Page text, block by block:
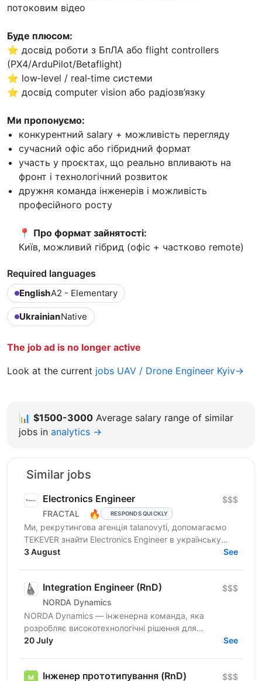
потоковим відео
Буде плюсом:
⭐ досвід роботи з БпЛА або flight controllers
(PX4/ArduPilot/Betaflight)
⭐ low‑level / real‑time системи
⭐ досвід computer vision або радіозв’язку
Ми пропонуємо:
конкурентний salary + можливість перегляду
сучасний офіс або гібридний формат
участь у проєктах, що реально впливають на
фронт і технологічний розвиток
дружня команда інженерів і можливість
професійного росту
📍 Про формат зайнятості:
Київ, можливий гібрид (офіс + частково remote)
Required languages
EnglishA2 - Elementary
UkrainianNative
The job ad is no longer active
Look at the current jobs UAV / Drone Engineer Kyiv→
📊 $1500-3000 Average salary range of similar
jobs in analytics →
Similar jobs
Electronics Engineer
FRACTAL 🔥 RESPONDS QUICKLY
$$$
Ми, рекрутингова агенція talanovyti, допомагаємо
TEKEVER знайти Electronics Engineer в українську
інженерну команду. TEKEVER — європейська
3 August See
Integration Engineer (RnD)
NORDA Dynamics
$$$
NORDA Dynamics — інженерна команда, яка
розробляє високотехнологічні рішення для
безпілотних літальних апаратів (БПЛА в широкому
20 July See
Інженер прототипування (RnD) $$$